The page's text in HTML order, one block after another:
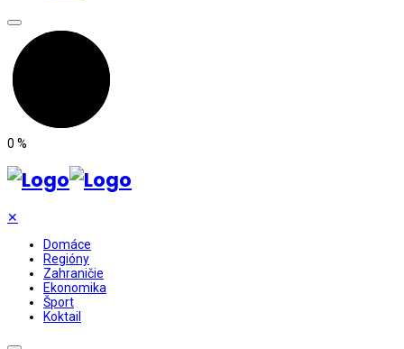
0 %
✕
Domáce
Regióny
Zahraničie
Ekonomika
Šport
Koktail